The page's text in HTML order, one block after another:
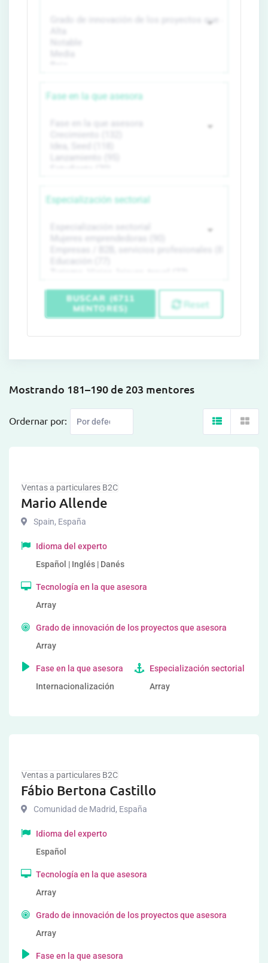
Fase en la que asesora
Especialización sectorial
BUSCAR (6711
MENTORES)
Reset
Mostrando 181–190 de 203 mentores
Ordernar por:
Ventas a particulares B2C
Mario Allende
Spain, España
Idioma del experto
Español | Inglés | Danés
Tecnología en la que asesora
Array
Grado de innovación de los proyectos que asesora
Array
Fase en la que asesora
Internacionalización
Especialización sectorial
Array
Ventas a particulares B2C
Fábio Bertona Castillo
Comunidad de Madrid, España
Idioma del experto
Español
Tecnología en la que asesora
Array
Grado de innovación de los proyectos que asesora
Array
Fase en la que asesora